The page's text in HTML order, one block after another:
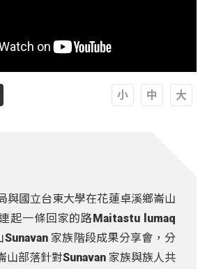
與國立台東大學在花蓮卓溪鄉崙山
起一條回家的路Maitastu lumaq
Sunavan 家族階段成果分享會，分
山部落針對Sunavan 家族與族人共